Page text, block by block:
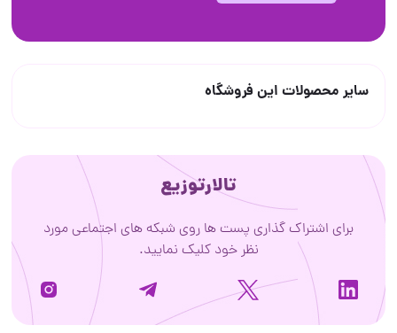
سایر محصولات این فروشگاه
تالارتوزیع
برای اشتراک گذاری پست ها روی شبکه های اجتماعی مورد
نظر خود کلیک نمایید.